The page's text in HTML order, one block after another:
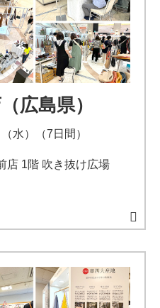
広島県）
水）（7日間）
店 1階 吹き抜け広場